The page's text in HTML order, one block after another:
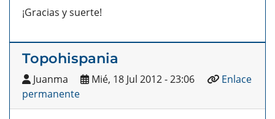
¡Gracias y suerte!
Topohispania
Juanma Mié, 18 Jul 2012 - 23:06
Enlace
permanente